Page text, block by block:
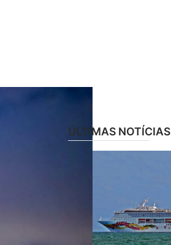
ÚLTIMAS NOTÍCIAS